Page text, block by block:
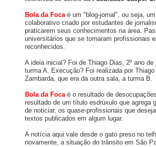
Bola da Foca é um "blog-jornal", ou seja,
colaborativo criado por estudantes de
praticarem seus conhecimentos na área.
universitários que se tornaram profissionais
reconhecidos.
A ideia inicial? Foi de Thiago Dias, 2º ano de
turma A. Execução? Foi realizada por
Zambarda, que era da outra sala, a turma B.
Bola da Focaé o resultado de
resultado de um título esdrúxulo que agrega
de noticiar, os quase-profissionais que
textos publicados em algum lugar.
A notícia aqui vale desde o gato preso no
novamente, a situação do trânsito em São